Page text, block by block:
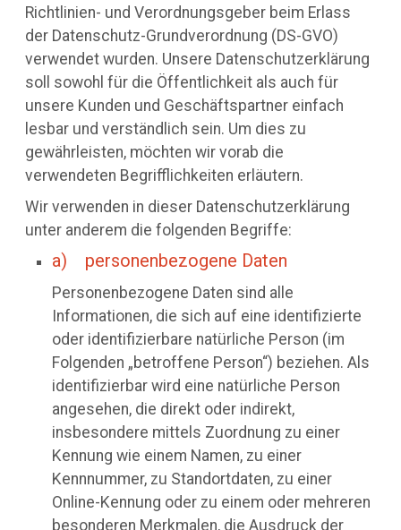
Richtlinien- und Verordnungsgeber beim Erlass
der Datenschutz-Grundverordnung (DS-GVO)
verwendet wurden. Unsere Datenschutzerklärung
soll sowohl für die Öffentlichkeit als auch für
unsere Kunden und Geschäftspartner einfach
lesbar und verständlich sein. Um dies zu
gewährleisten, möchten wir vorab die
verwendeten Begrifflichkeiten erläutern.
Wir verwenden in dieser Datenschutzerklärung
unter anderem die folgenden Begriffe:
a) personenbezogene Daten
Personenbezogene Daten sind alle
Informationen, die sich auf eine identifizierte
oder identifizierbare natürliche Person (im
Folgenden „betroffene Person“) beziehen. Als
identifizierbar wird eine natürliche Person
angesehen, die direkt oder indirekt,
insbesondere mittels Zuordnung zu einer
Kennung wie einem Namen, zu einer
Kennnummer, zu Standortdaten, zu einer
Online-Kennung oder zu einem oder mehreren
besonderen Merkmalen, die Ausdruck der